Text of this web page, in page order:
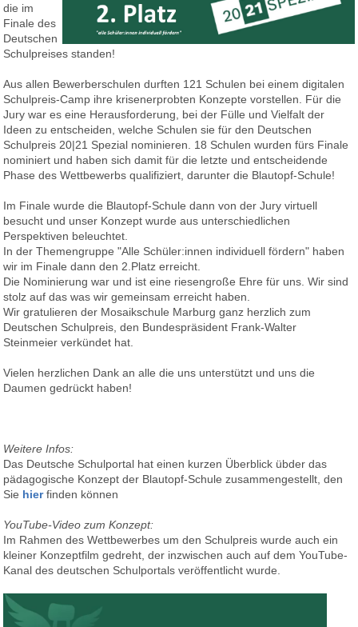
Schüler
Eltern
Berichte
die im
Finale des
Deutschen
Schulpreises standen!
Aus allen Bewerberschulen durften 121 Schulen bei einem digitalen
Schulpreis-Camp ihre krisenerprobten Konzepte vorstellen. Für die
Jury war es eine Herausforderung, bei der Fülle und Vielfalt der
Ideen zu entscheiden, welche Schulen sie für den Deutschen
Schulpreis 20|21 Spezial nominieren. 18 Schulen wurden fürs Finale
nominiert und haben sich damit für die letzte und entscheidende
Phase des Wettbewerbs qualifiziert, darunter die Blautopf-Schule!
Im Finale wurde die Blautopf-Schule dann von der Jury virtuell
besucht und unser Konzept wurde aus unterschiedlichen
Perspektiven beleuchtet.
In der Themengruppe "Alle Schüler:innen individuell fördern" haben
wir im Finale dann den 2.Platz erreicht.
Die Nominierung war und ist eine riesengroße Ehre für uns. Wir sind
stolz auf das was wir gemeinsam erreicht haben.
Wir gratulieren der Mosaikschule Marburg ganz herzlich zum
Deutschen Schulpreis, den Bundespräsident Frank-Walter
Steinmeier verkündet hat.
Vielen herzlichen Dank an alle die uns unterstützt und uns die
Daumen gedrückt haben!
Weitere Infos:
Das Deutsche Schulportal hat einen kurzen Überblick übder das
pädagogische Konzept der Blautopf-Schule zusammengestellt, den
Sie hierfinden können
YouTube-Video zum Konzept:
Im Rahmen des Wettbewerbes um den Schulpreis wurde auch ein
kleiner Konzeptfilm gedreht, der inzwischen auch auf dem YouTube-
Kanal des deutschen Schulportals veröffentlicht wurde.